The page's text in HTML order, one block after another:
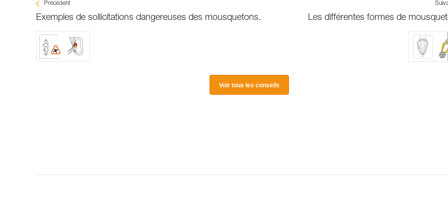
Précédent
Exemples de sollicitations dangereuses des mousquetons. Les différentes formes de
Voir tous les conseils